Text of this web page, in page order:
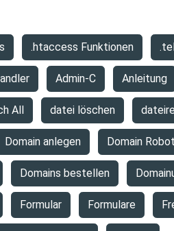
.htaccess Funktionen
Admin-C Anleitung
All datei löschen
Domain anlegen Domain Robot
Domains bestellen
Formular Formulare